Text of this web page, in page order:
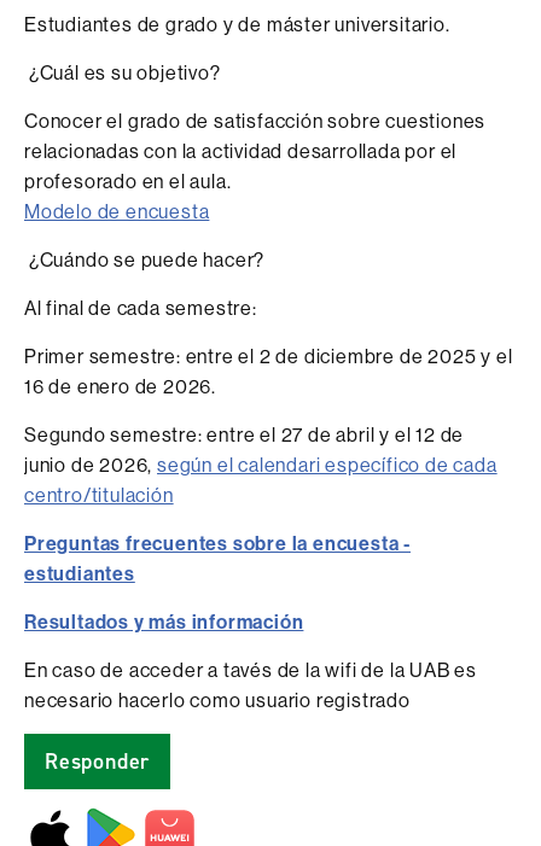
Estudiantes de grado y de máster universitario.
¿Cuál es su objetivo?
Conocer el grado de satisfacción sobre cuestiones
relacionadas con la actividad desarrollada por el
profesorado en el aula.
Modelo de encuesta
¿Cuándo se puede hacer?
Al final de cada semestre:
Primer semestre: entre el 2 de diciembre de 2025 y el
16 de enero de 2026.
Segundo semestre: entre el 27 de abril y el 12 de
junio de 2026,según el calendari específico de cada
centro/titulación
Preguntas frecuentes sobre la encuesta -
estudiantes
Resultados y más información
En caso de acceder a tavés de la wifi de la UAB es
necesario hacerlo como usuario registrado
Responder